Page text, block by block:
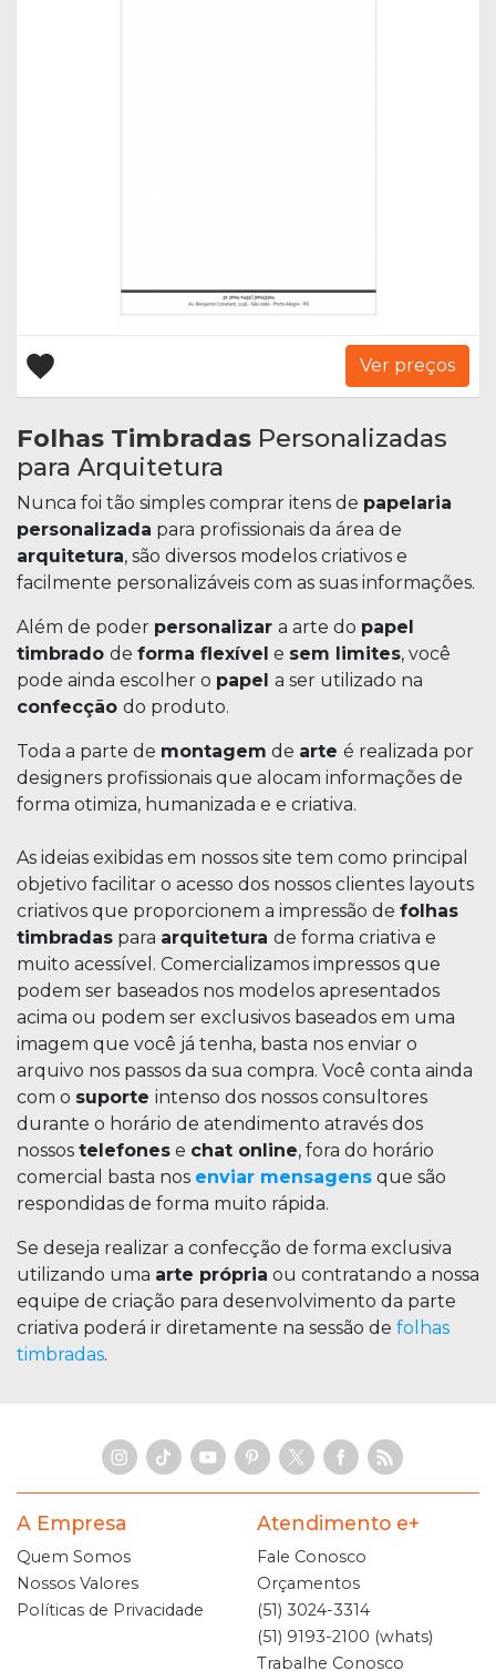
Ver preços
Folhas Timbradas Personalizadas
para Arquitetura
Nunca foi tão simples comprar itens de papelaria
personalizada para profissionais da área de
arquitetura, são diversos modelos criativos e
facilmente personalizáveis com as suas informações.
Além de poder personalizar a arte do papel
timbrado de forma flexível e sem limites, você
pode ainda escolher o papel a ser utilizado na
confecção do produto.
Toda a parte de montagem de arte é realizada por
designers profissionais que alocam informações de
forma otimiza, humanizada e e criativa.
As ideias exibidas em nossos site tem como principal
objetivo facilitar o acesso dos nossos clientes layouts
criativos que proporcionem a impressão de folhas
timbradas para arquitetura de forma criativa e
muito acessível. Comercializamos impressos que
podem ser baseados nos modelos apresentados
acima ou podem ser exclusivos baseados em uma
imagem que você já tenha, basta nos enviar o
arquivo nos passos da sua compra. Você conta ainda
com o suporte intenso dos nossos consultores
durante o horário de atendimento através dos
nossos telefones e chat online, fora do horário
comercial basta nos enviar mensagens que são
respondidas de forma muito rápida.
Se deseja realizar a confecção de forma exclusiva
utilizando uma arte própria ou contratando a nossa
equipe de criação para desenvolvimento da parte
criativa poderá ir diretamente na sessão de folhas
timbradas.
A Empresa
Quem Somos
Nossos Valores
Políticas de Privacidade
Atendimento e+
Fale Conosco
Orçamentos
(51) 3024-3314
(51) 9193-2100 (whats)
Trabalhe Conosco